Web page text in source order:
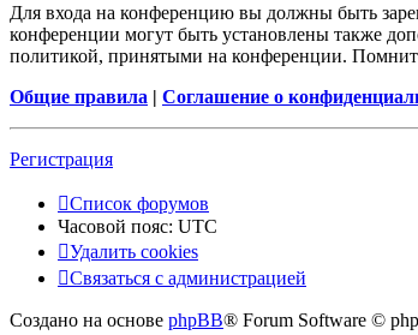
Для входа на конференцию вы должны быть
конференции могут быть установлены также
политикой, принятыми на конференции.
Общие правила | Соглашение о
Регистрация
Список форумов
Часовой пояс: UTC
Удалить cookies
Связаться с администрацией
Создано на основе phpBB® Forum Software ©